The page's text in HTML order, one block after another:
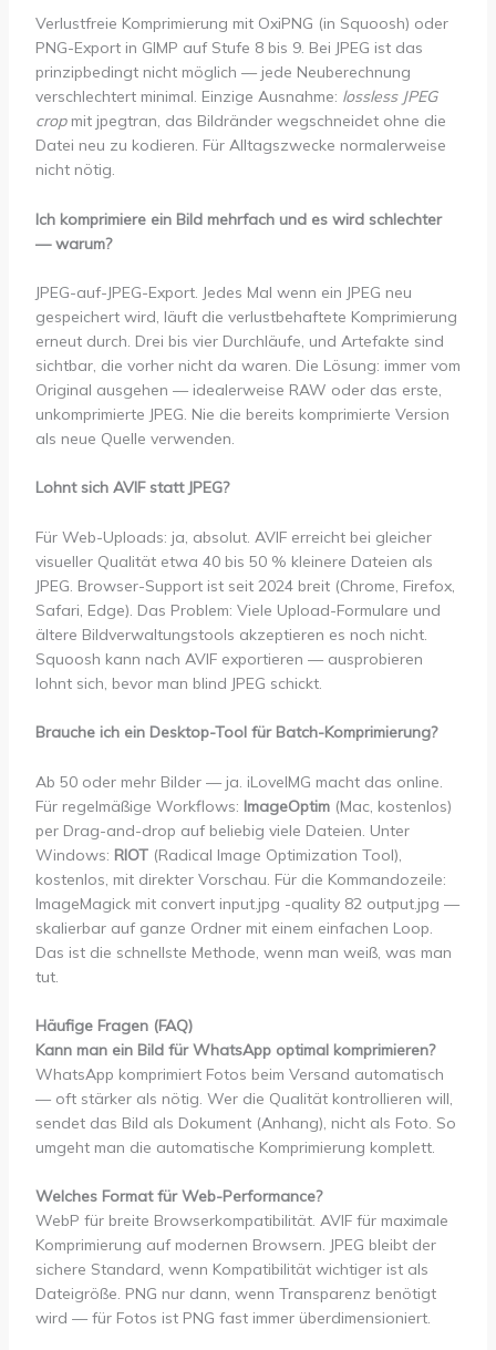
Verlustfreie Komprimierung mit OxiPNG (in Squoosh) oder
PNG-Export in GIMP auf Stufe 8 bis 9. Bei JPEG ist das
prinzipbedingt nicht möglich — jede Neuberechnung
verschlechtert minimal. Einzige Ausnahme: lossless JPEG
cropmit jpegtran, das Bildränder wegschneidet ohne die
Datei neu zu kodieren. Für Alltagszwecke normalerweise
nicht nötig.
Ich komprimiere ein Bild mehrfach und es wird schlechter
— warum?
JPEG-auf-JPEG-Export. Jedes Mal wenn ein JPEG neu
gespeichert wird, läuft die verlustbehaftete Komprimierung
erneut durch. Drei bis vier Durchläufe, und Artefakte sind
sichtbar, die vorher nicht da waren. Die Lösung: immer vom
Original ausgehen — idealerweise RAW oder das erste,
unkomprimierte JPEG. Nie die bereits komprimierte Version
als neue Quelle verwenden.
Lohnt sich AVIF statt JPEG?
Für Web-Uploads: ja, absolut. AVIF erreicht bei gleicher
visueller Qualität etwa 40 bis 50 % kleinere Dateien als
JPEG. Browser-Support ist seit 2024 breit (Chrome, Firefox,
Safari, Edge). Das Problem: Viele Upload-Formulare und
ältere Bildverwaltungstools akzeptieren es noch nicht.
Squoosh kann nach AVIF exportieren — ausprobieren
lohnt sich, bevor man blind JPEG schickt.
Brauche ich ein Desktop-Tool für Batch-Komprimierung?
Ab 50 oder mehr Bilder — ja. iLoveIMG macht das online.
Für regelmäßige Workflows: ImageOptim(Mac, kostenlos)
per Drag-and-drop auf beliebig viele Dateien. Unter
Windows: RIOT(Radical Image Optimization Tool),
kostenlos, mit direkter Vorschau. Für die Kommandozeile:
ImageMagick mit convert input.jpg -quality 82 output.jpg —
skalierbar auf ganze Ordner mit einem einfachen Loop.
Das ist die schnellste Methode, wenn man weiß, was man
tut.
Häufige Fragen (FAQ)
Kann man ein Bild für WhatsApp optimal komprimieren?
WhatsApp komprimiert Fotos beim Versand automatisch
— oft stärker als nötig. Wer die Qualität kontrollieren will,
sendet das Bild als Dokument (Anhang), nicht als Foto. So
umgeht man die automatische Komprimierung komplett.
Welches Format für Web-Performance?
WebP für breite Browserkompatibilität. AVIF für maximale
Komprimierung auf modernen Browsern. JPEG bleibt der
sichere Standard, wenn Kompatibilität wichtiger ist als
Dateigröße. PNG nur dann, wenn Transparenz benötigt
wird — für Fotos ist PNG fast immer überdimensioniert.